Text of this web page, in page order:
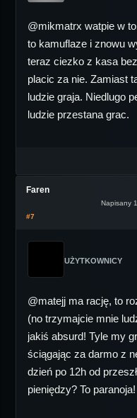
@mikmatrx watpie w
to kamuflaze i znowu
teraz ciezko z kasa
placic za nie. Zamiast
ludzie graja. Niedlugo
ludzie przestana grac.
Faren
Napisany
#7
UŻYTKOWNICY
@matejj ma rację, to
(no trzymajcie mnie
jakiś absurd! Tyle my
ściągając za darmo z
dzień po 12h od
pieniędzy? To paranoja!